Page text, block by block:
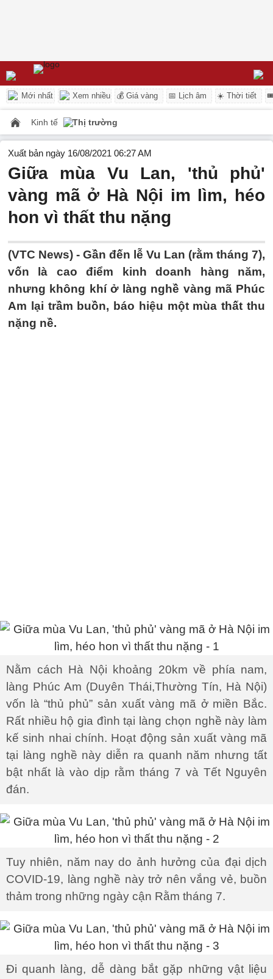
Mới nhất Xem nhiều 💰 Giá vàng 📅 Lịch âm ☀️ Thời tiết
Kinh tế Thị trường
Xuất bản ngày 16/08/2021 06:27 AM
Giữa mùa Vu Lan, 'thủ phủ'
vàng mã ở Hà Nội im lìm, héo
hon vì thất thu nặng
(VTC News) - Gần đến lễ Vu Lan (rằm tháng 7),
vốn là cao điểm kinh doanh hàng năm,
nhưng không khí ở làng nghề vàng mã Phúc
Am lại trầm buồn, báo hiệu một mùa thất thu
nặng nề.
Nằm cách Hà Nội khoảng 20km về phía nam,
làng Phúc Am (Duyên Thái,Thường Tín, Hà Nội)
vốn là “thủ phủ” sản xuất vàng mã ở miền Bắc.
Rất nhiều hộ gia đình tại làng chọn nghề này làm
kế sinh nhai chính. Hoạt động sản xuất vàng mã
tại làng nghề này diễn ra quanh năm nhưng tất
bật nhất là vào dịp rằm tháng 7 và Tết Nguyên
đán.
Tuy nhiên, năm nay do ảnh hưởng của đại dịch
COVID-19, làng nghề này trở nên vắng vẻ, buồn
thảm trong những ngày cận Rằm tháng 7.
Đi quanh làng, dễ dàng bắt gặp những vật liệu